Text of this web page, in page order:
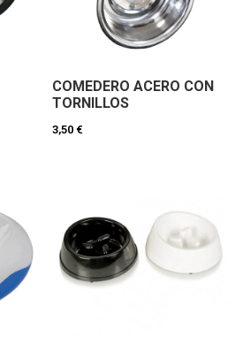
COMEDERO ACERO CON
TORNILLOS
3,50 €